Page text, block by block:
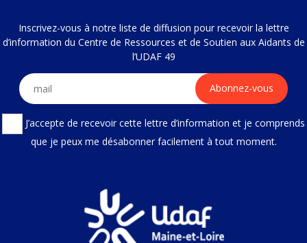
Inscrivez-vous à notre liste de diffusion pour recevoir la lettre
d’information du Centre de Ressources et de Soutien aux Aidants de
l’UDAF 49
J’accepte de recevoir cette lettre d’information et je comprends
que je peux me désabonner facilement à tout moment.